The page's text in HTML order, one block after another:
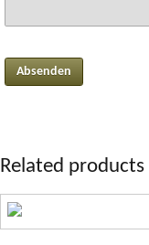
Related products